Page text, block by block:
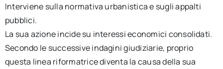
Interviene sulla normativa urbanistica e sugli appalti
pubblici.
La sua azione incide su interessi economici consolidati.
Secondo le successive indagini giudiziarie, proprio
questa linea riformatrice diventa la causa della sua